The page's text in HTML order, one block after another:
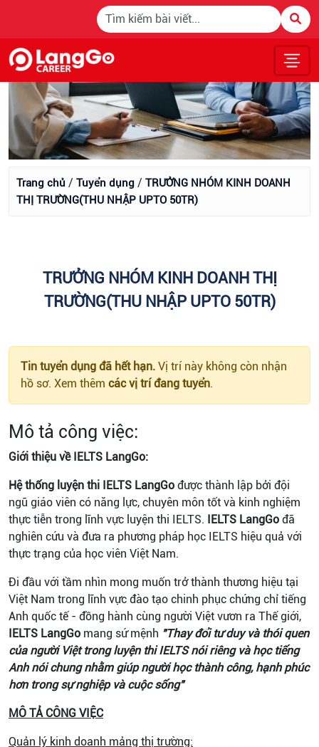
Trang chủ / Tuyển dụng / TRƯỞNG NHÓM KINH DOANH
THỊ TRƯỜNG(THU NHẬP UPTO 50TR)
TRƯỞNG NHÓM KINH DOANH THỊ
TRƯỜNG(THU NHẬP UPTO 50TR)
Tin tuyển dụng đã hết hạn. Vị trí này không còn nhận
hồ sơ. Xem thêm các vị trí đang tuyển.
Mô tả công việc:
Giới thiệu về IELTS LangGo:
Hệ thống luyện thi IELTS LangGo được thành lập bởi đội
ngũ giáo viên có năng lực, chuyên môn tốt và kinh nghiệm
thực tiễn trong lĩnh vực luyện thi IELTS. IELTS LangGo đã
nghiên cứu và đưa ra phương pháp học IELTS hiệu quả với
thực trạng của học viên Việt Nam.
Đi đầu với tầm nhìn mong muốn trở thành thương hiệu tại
Việt Nam trong lĩnh vực đào tạo chinh phục chứng chỉ tiếng
Anh quốc tế - đồng hành cùng người Việt vươn ra Thế giới,
IELTS LangGo mang sứ mệnh "Thay đổi tư duy và thói quen
của người Việt trong luyện thi IELTS nói riêng và học tiếng
Anh nói chung nhằm giúp người học thành công, hạnh phúc
hơn trong sự nghiệp và cuộc sống"
MÔ TẢ CÔNG VIỆC
Quản lý kinh doanh mảng thị trường: